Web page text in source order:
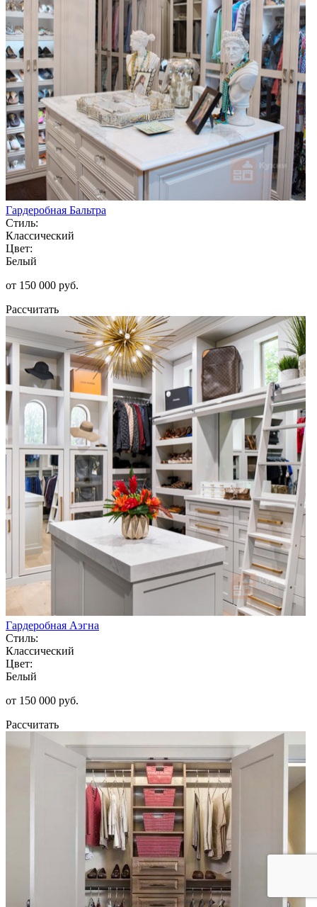
Гардеробная Бальтра
Стиль:
Классический
Цвет:
Белый
от 150 000 руб.
Рассчитать
Гардеробная Аэгна
Стиль:
Классический
Цвет:
Белый
от 150 000 руб.
Рассчитать